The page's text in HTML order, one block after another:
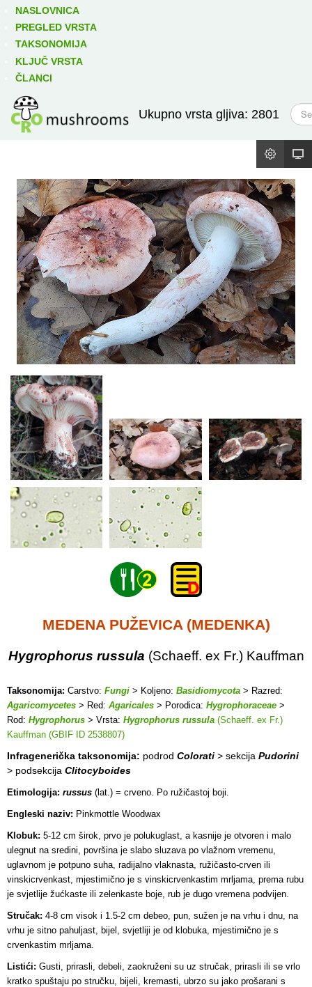
NASLOVNICA
PREGLED VRSTA
TAKSONOMIJA
KLJUČ VRSTA
ČLANCI
Ukupno vrsta gljiva: 2801
T
r
ž
MEDENA PUŽEVICA (MEDENKA)
Hygrophorus russula (Schaeff. ex Fr.) Kauffman
Taksonomija: Carstvo: Fungi > Koljeno: Basidiomycota > Razred:
Agaricomycetes > Red: Agaricales > Porodica: Hygrophoraceae >
Rod: Hygrophorus > Vrsta: Hygrophorus russula (Schaeff. ex Fr.)
Kauffman (GBIF ID 2538807)
Infragenerička taksonomija: podrod Colorati > sekcija Pudorini
> podsekcija Clitocyboides
Etimologija: russus (lat.) = crveno. Po ružičastoj boji.
Engleski naziv: Pinkmottle Woodwax
Klobuk: 5-12 cm širok, prvo je polukuglast, a kasnije je otvoren i malo
ulegnut na sredini, površina je slabo sluzava po vlažnom vremenu,
uglavnom je potpuno suha, radijalno vlaknasta, ružičasto-crven ili
vinskicrvenkast, mjestimično je s vinskicrvenkastim mrljama, prema rubu
je svjetlije žućkaste ili zelenkaste boje, rub je dugo vremena podvijen.
Stručak: 4-8 cm visok i 1.5-2 cm debeo, pun, sužen je na vrhu i dnu, na
vrhu je sitno pahuljast, bijel, svjetliji je od klobuka, mjestimično je s
crvenkastim mrljama.
Listići: Gusti, prirasli, debeli, zaokruženi su uz stručak, prirasli ili se vrlo
kratko spuštaju po stručku, bijeli, kremasti, ubrzo su jako prošarani s
Izravno podređene niže takse: